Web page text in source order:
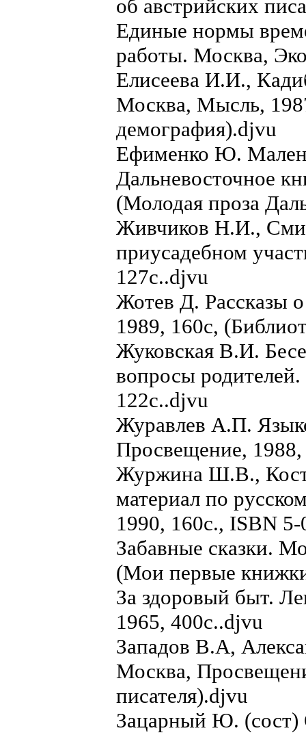
об австрийских
Единые нормы
работы. Москва,
Елисеева И.И.,
Москва, Мысль,
демография).djvu
Ефименко Ю.
Дальневосточное
(Молодая проза
Живчиков Н.И.,
приусадебном
127с..djvu
Жотев Д. Рассказы
1989, 160с,
Жуковская В.И.
вопросы
122с..djvu
Журавлев А.П.
Просвещение,
Журжина Ш.В.,
материал по
1990, 160с., ISBN
Забавные сказки.
(Мои первые
За здоровый быт.
1965, 400с..djvu
Западов В.А,
Москва,
писателя).djvu
Зацарный Ю. (сост)